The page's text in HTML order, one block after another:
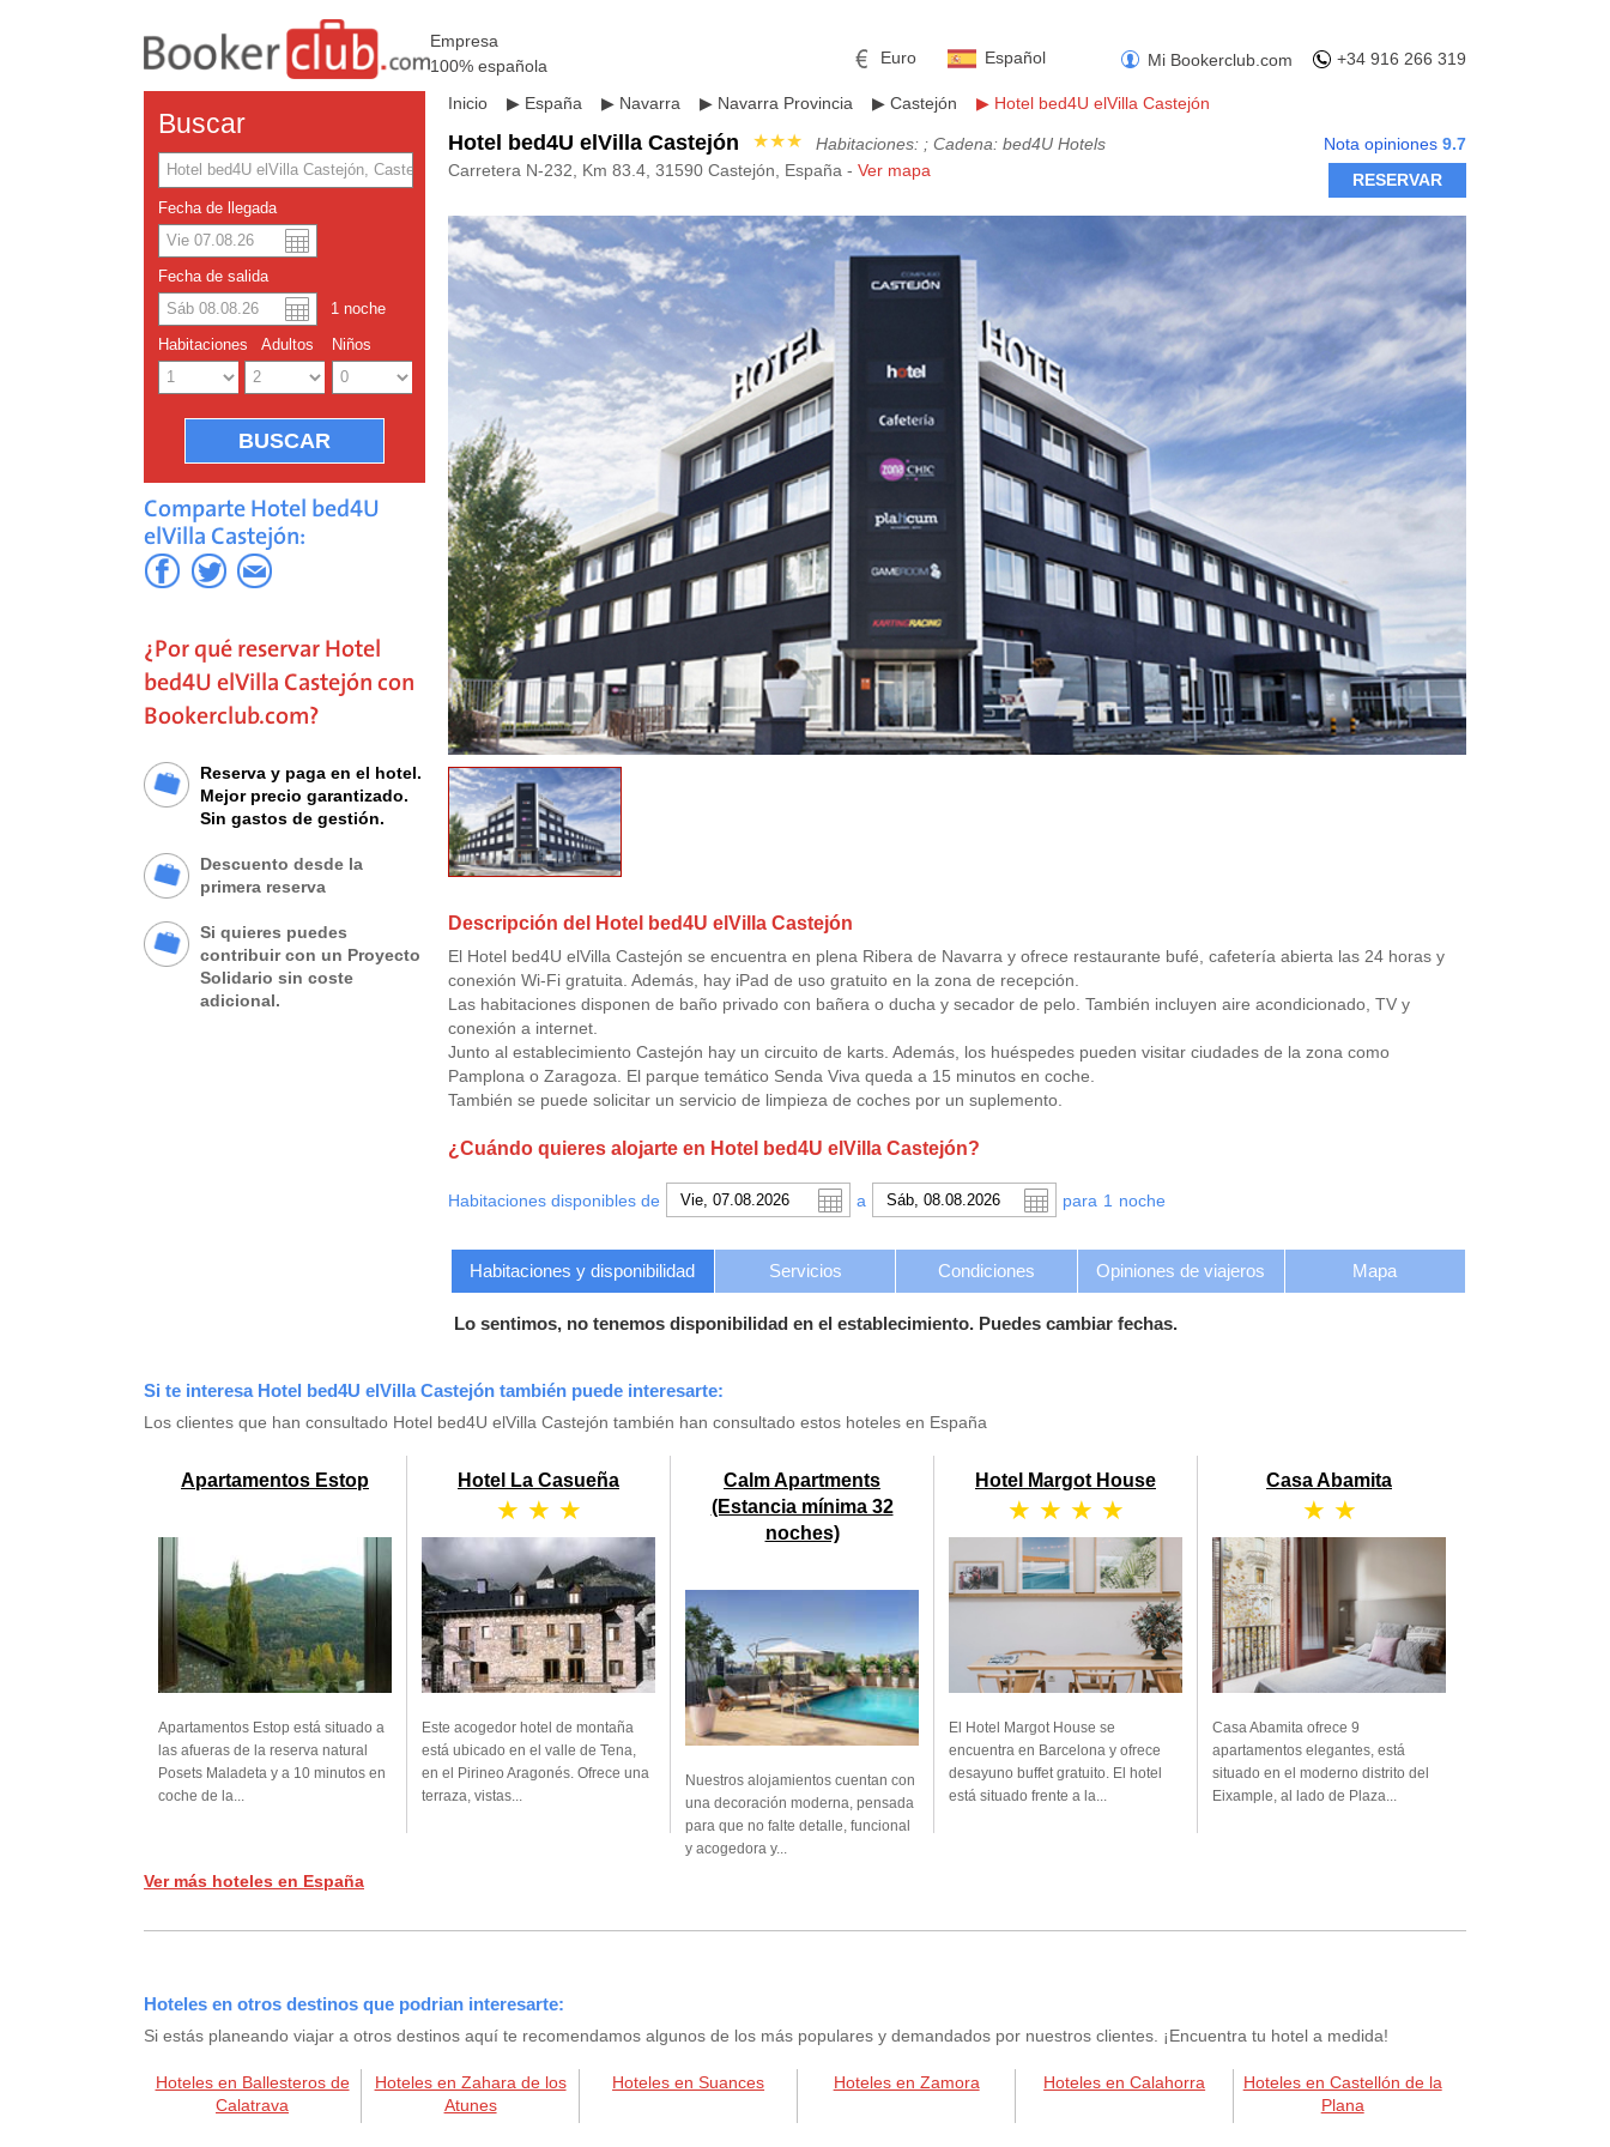
Empresa
100% española
+34 916 266 319
Mi Bookerclub.com
Español
English
Euro
Dolar americano Libra esterlina Rublo ruso
Yuan chino Yen japonés Peso mexicano
Buscar
Fecha de llegada
Fecha de salida
1 noche
Habitaciones Adultos Niños
Comparte Hotel bed4U
elVilla Castejón:
¿Por qué reservar Hotel
bed4U elVilla Castejón con
Bookerclub.com?
Reserva y paga en el hotel.
Mejor precio garantizado.
Sin gastos de gestión.
Descuento desde la
primera reserva
Si quieres puedes
contribuir con un Proyecto
Solidario sin coste
adicional.
Inicio ▶ España ▶ Navarra ▶ Navarra Provincia ▶ Castejón ▶ Hotel bed4U elVilla Castejón
Hotel bed4U elVilla Castejón ★★★
Habitaciones: ; Cadena: bed4U Hotels
Carretera N-232, Km 83.4, 31590 Castejón, España - Ver mapa
Nota opiniones 9.7
RESERVAR
Descripción del Hotel bed4U elVilla Castejón
El Hotel bed4U elVilla Castejón se encuentra en plena Ribera de Navarra y ofrece restaurante bufé, cafetería abierta las 24 horas y
conexión Wi-Fi gratuita. Además, hay iPad de uso gratuito en la zona de recepción.
Las habitaciones disponen de baño privado con bañera o ducha y secador de pelo. También incluyen aire acondicionado, TV y
conexión a internet.
Junto al establecimiento Castejón hay un circuito de karts. Además, los huéspedes pueden visitar ciudades de la zona como
Pamplona o Zaragoza. El parque temático Senda Viva queda a 15 minutos en coche.
También se puede solicitar un servicio de limpieza de coches por un suplemento.
¿Cuándo quieres alojarte en Hotel bed4U elVilla Castejón?
Habitaciones disponibles de a para 1 noche
Habitaciones y disponibilidad Servicios Condiciones Opiniones de viajeros Mapa
Lo sentimos, no tenemos disponibilidad en el establecimiento. Puedes cambiar fechas.
Si te interesa Hotel bed4U elVilla Castejón también puede interesarte:
Los clientes que han consultado Hotel bed4U elVilla Castejón también han consultado estos hoteles en España
Apartamentos Estop
Apartamentos Estop está situado a
las afueras de la reserva natural
Posets Maladeta y a 10 minutos en
coche de la...
Hotel La Casueña
★ ★ ★
Este acogedor hotel de montaña
está ubicado en el valle de Tena,
en el Pirineo Aragonés. Ofrece una
terraza, vistas...
Calm Apartments
(Estancia mínima 32
noches)
Nuestros alojamientos cuentan con
una decoración moderna, pensada
para que no falte detalle, funcional
y acogedora y...
Hotel Margot House
★ ★ ★ ★
El Hotel Margot House se
encuentra en Barcelona y ofrece
desayuno buffet gratuito. El hotel
está situado frente a la...
Casa Abamita
★ ★
Casa Abamita ofrece 9
apartamentos elegantes, está
situado en el moderno distrito del
Eixample, al lado de Plaza...
Ver más hoteles en España
Hoteles en otros destinos que podrian interesarte:
Si estás planeando viajar a otros destinos aquí te recomendamos algunos de los más populares y demandados por nuestros clientes. ¡Encuentra tu hotel a medida!
Hoteles en Ballesteros de
Calatrava
Hoteles en Zahara de los
Atunes
Hoteles en Suances Hoteles en Zamora Hoteles en Calahorra
Hoteles en Castellón de la
Plana